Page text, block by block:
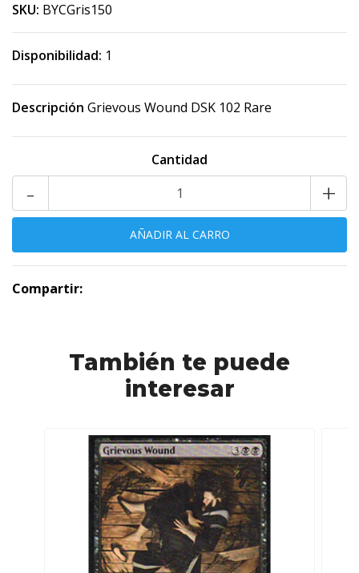
SKU: BYCGris150
Disponibilidad: 1
Descripción Grievous Wound DSK 102 Rare
Cantidad
+
-
Compartir:
También te puede
interesar